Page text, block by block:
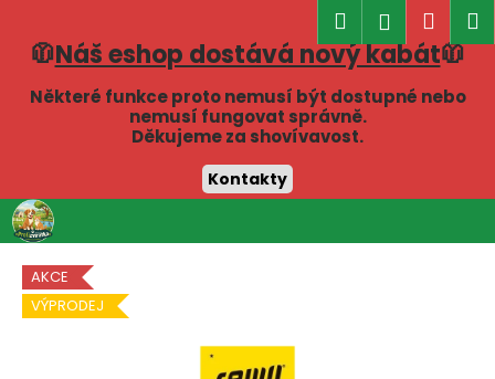
🧥Náš eshop dostává nový kabát🧥
Některé funkce proto nemusí být dostupné nebo
nemusí fungovat správně.
Děkujeme za shovívavost.
Kontakty
Přejít
na
obsah
Hledat
košík
AKCE
VÝPRODEJ
Zpět
Zpět
o
t
ř
e
b